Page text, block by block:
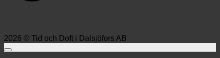
2026 © Tid och Doft i Dalsjöfors AB